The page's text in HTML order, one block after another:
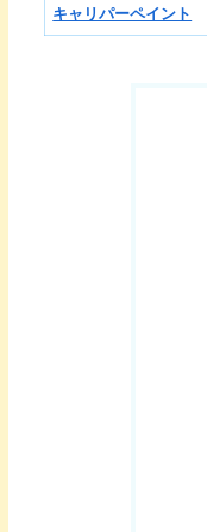
キャリパーペイント